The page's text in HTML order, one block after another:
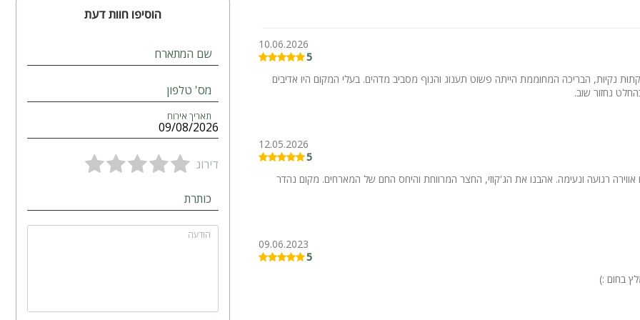
וריהוט גן.
עצים, פרחי נוי ומדשאה מרשימה.
בוקר עשירות.
עיסויים וטיפולי ספא מפנקים.
את המתחם לקראת אירועים מיוחדים.
הדתי: פלטה, מיחם ובית כנסת פעיל.
10.06.2026
5
נקיות, הבריכה המחוממת הייתה פשוט תענוג והנוף מסביב מדהים. בעלי המקום היו אדיבים
נחזור שוב.
12.05.2026
5
רגועה ונעימה. אהבנו את הג'קוזי, החצר המרווחת והיחס החם של המארחים. מקום נהדר
09.06.2023
5
בחום :)
הוסיפו חוות דעת
שם המתארח
מס' טלפון
תאריך אירוח
דירוג
כותרת
הודעה